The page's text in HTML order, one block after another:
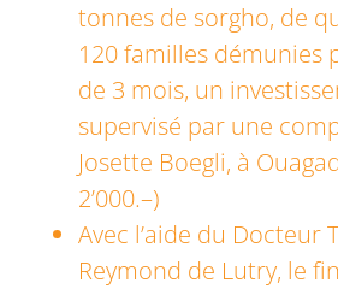
tonnes de sorgho, de
120 familles démunies
de 3 mois, un
supervisé par une
Josette Boegli, à
2’000.–)
Avec l’aide du Docteur
Reymond de Lutry, le